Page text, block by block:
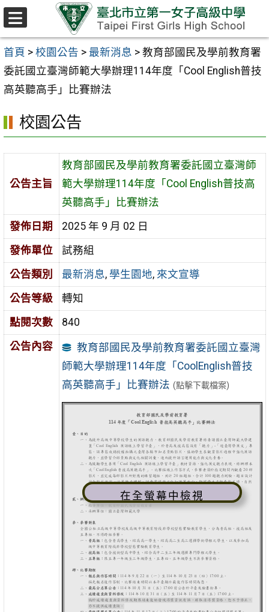
跳至主要內容區
首頁 > 校園公告 > 最新消息 > 教育部國民及學前教育署
委託國立臺灣師範大學辦理114年度「Cool English普技
高英聽高手」比賽辦法
校園公告
公告主旨
教育部國民及學前教育署委託國立臺灣師
範大學辦理114年度「Cool English普技高
英聽高手」比賽辦法
發佈日期
2025 年 9 月 02 日
發佈單位
試務組
公告類別
最新消息, 學生園地, 來文宣導
公告等級
轉知
點閱次數
840
公告內容
教育部國民及學前教育署委託國立臺灣
師範大學辦理114年度「CoolEnglish普技
高英聽高手」比賽辦法 (點擊下載檔案)
在全螢幕中檢視
選
單